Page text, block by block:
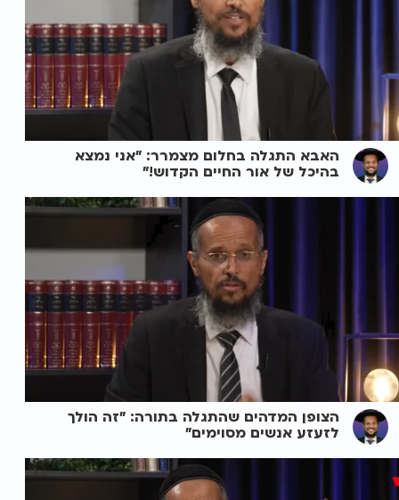
האבא התגלה בחלום מצמרר: "אני נמצא
בהיכל של אור החיים הקדוש!"
הצופן המדהים שהתגלה בתורה: "זה הולך
לזעזע אנשים מסוימים"